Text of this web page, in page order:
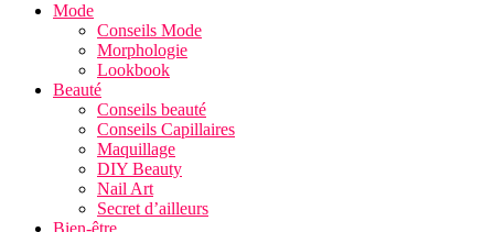
Mode
Conseils Mode
Morphologie
Lookbook
Beauté
Conseils beauté
Conseils Capillaires
Maquillage
DIY Beauty
Nail Art
Secret d’ailleurs
Bien-être